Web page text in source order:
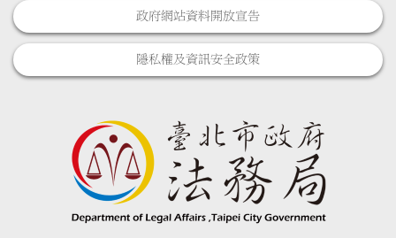
政府網站資料開放宣告
隱私權及資訊安全政策